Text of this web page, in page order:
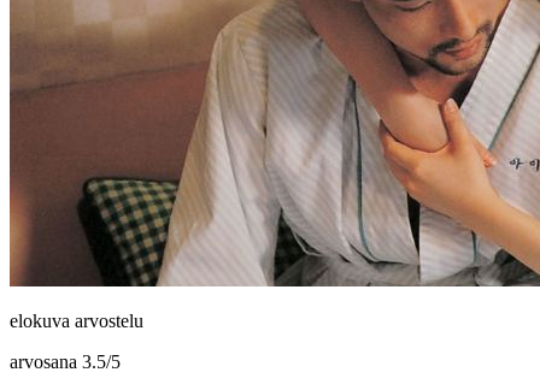
elokuva arvostelu
arvosana 3.5/5